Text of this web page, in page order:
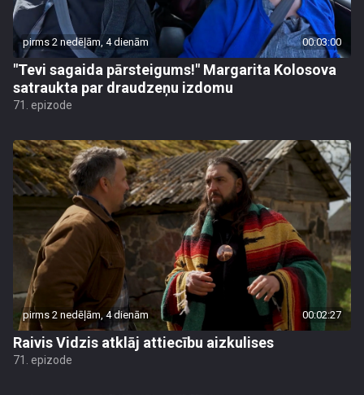
pirms 2 nedēļām, 4 dienām 00:03:00
"Tevi sagaida pārsteigums!" Margarita Kolosova
satraukta par draudzeņu izdomu
71. epizode
pirms 2 nedēļām, 4 dienām 00:02:27
Raivis Vidzis atklāj attiecību aizkulises
71. epizode